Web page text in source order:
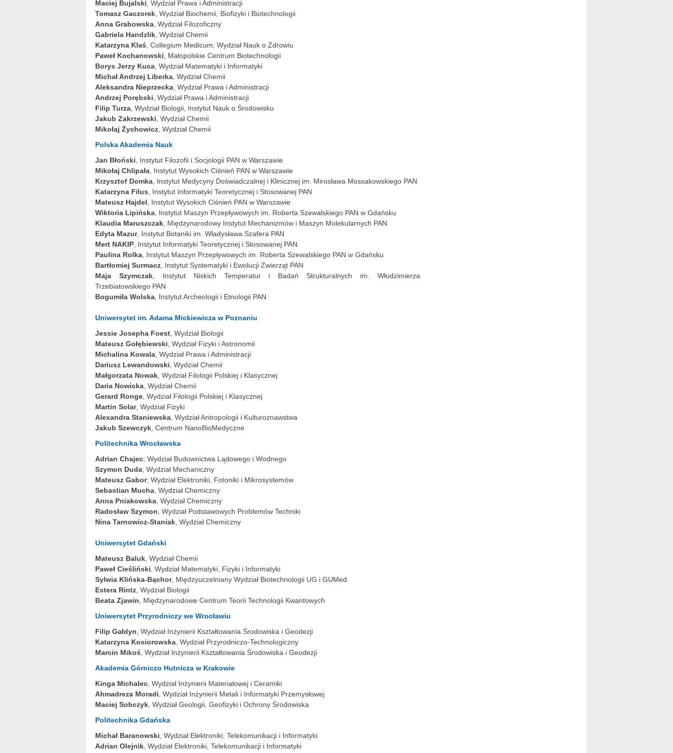
Maciej Bujalski , Wydział Prawa i Administracji
Tomasz Gaczorek , Wydział Biochemii, Biofizyki i Biotechnologii
Anna Grabowska , Wydział Filozoficzny
Gabriela Handzlik , Wydział Chemii
Katarzyna Klaś , Collegium Medicum; Wydział Nauk o Zdrowiu
Paweł Kochanowski , Małopolskie Centrum Biotechnologii
Borys Jerzy Kuca , Wydział Matematyki i Informatyki
Michał Andrzej Liberka , Wydział Chemii
Aleksandra Nieprzecka , Wydział Prawa i Administracji
Andrzej Porębski , Wydział Prawa i Administracji
Filip Turza , Wydział Biologii, Instytut Nauk o Środowisku
Jakub Zakrzewski , Wydział Chemii
Mikołaj Żychowicz , Wydział Chemii
Polska Akademia Nauk
Jan Błoński , Instytut Filozofii i Socjologii PAN w Warszawie
Mikołaj Chlipała , Instytut Wysokich Ciśnień PAN w Warszawie
Krzysztof Domka , Instytut Medycyny Doświadczalnej i Klinicznej im. Mirosława Mossakowskiego PAN
Katarzyna Filus , Instytut Informatyki Teoretycznej i Stosowanej PAN
Mateusz Hajdel , Instytut Wysokich Ciśnień PAN w Warszawie
Wiktoria Lipińska , Instytut Maszyn Przepływowych im. Roberta Szewalskiego PAN w Gdańsku
Klaudia Maruszczak , Międzynarodowy Instytut Mechanizmów i Maszyn Molekularnych PAN
Edyta Mazur, Instytut Botaniki im. Władysława Szafera PAN
Mert NAKIP , Instytut Informatyki Teoretycznej i Stosowanej PAN
Paulina Rolka , Instytut Maszyn Przepływowych im. Roberta Szewalskiego PAN w Gdańsku
Bartłomiej Surmacz , Instytut Systematyki i Ewolucji Zwierząt PAN
Maja Szymczak, Instytut Niskich Temperatur i Badań Strukturalnych im. Włodzimierza
Trzebiatowskiego PAN
Bogumiła Wolska , Instytut Archeologii i Etnologii PAN
Uniwersytet im. Adama Mickiewicza w Poznaniu
Jessie Josepha Foest , Wydział Biologii
Mateusz Gołębiewski , Wydział Fizyki i Astronomii
Michalina Kowala , Wydział Prawa i Administracji
Dariusz Lewandowski , Wydział Chemii
Małgorzata Nowak , Wydział Filologii Polskiej i Klasycznej
Daria Nowicka , Wydział Chemii
Gerard Ronge , Wydział Filologii Polskiej i Klasycznej
Martin Solar, Wydział Fizyki
Alexandra Staniewska , Wydział Antropologii i Kulturoznawstwa
Jakub Szewczyk , Centrum NanoBioMedyczne
Politechnika Wrocławska
Adrian Chajec; Wydział Budownictwa Lądowego i Wodnego
Szymon Duda; Wydział Mechaniczny
Mateusz Gabor; Wydział Elektroniki, Fotoniki i Mikrosystemów
Sebastian Mucha , Wydział Chemiczny
Anna Pniakowska , Wydział Chemiczny
Radosław Szymon , Wydział Podstawowych Problemów Techniki
Nina Tarnowicz-Staniak , Wydział Chemiczny
Uniwersytet Gdański
Mateusz Baluk , Wydział Chemii
Paweł Cieśliński , Wydział Matematyki, Fizyki i Informatyki
Sylwia Klińska-Bąchor, Międzyuczelniany Wydział Biotechnologii UG i GUMed
Estera Rintz , Wydział Biologii
Beata Zjawin , Międzynarodowe Centrum Teorii Technologii Kwantowych
Uniwersytet Przyrodniczy we Wrocławiu
Filip Gałdyn , Wydział Inżynierii Kształtowania Środowiska i Geodezji
Katarzyna Kosiorowska , Wydział Przyrodniczo-Technologiczny
Marcin Mikoś , Wydział Inżynierii Kształtowania Środowiska i Geodezji
Akademia Górniczo Hutnicza w Krakowie
Kinga Michalec , Wydział Inżynierii Materiałowej i Ceramiki
Ahmadreza Moradi , Wydział Inżynierii Metali i Informatyki Przemysłowej
Maciej Sobczyk , Wydział Geologii, Geofizyki i Ochrony Środowiska
Politechnika Gdańska
Michał Baranowski , Wydział Elektroniki, Telekomunikacji i Informatyki
Adrian Olejnik , Wydział Elektroniki, Telekomunikacji i Informatyki